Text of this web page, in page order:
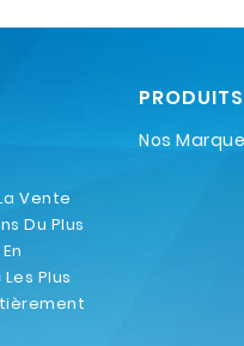
Vente
Du Plus
Plus
PRODUITS
Nos